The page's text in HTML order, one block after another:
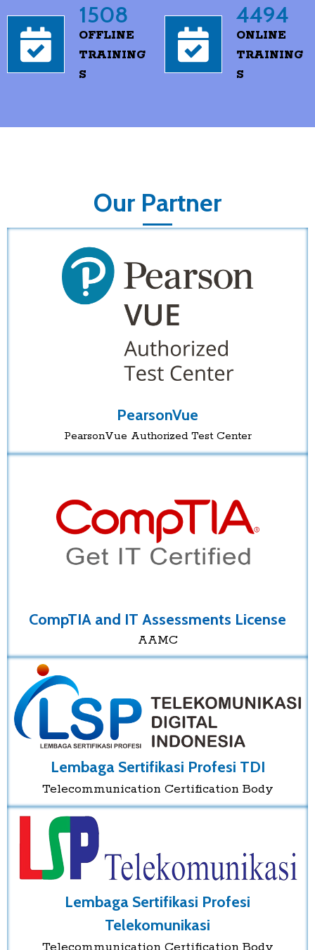
1508
OFFLINE
TRAINING
S
4494
ONLINE
TRAINING
S
Our Partner
PearsonVue
PearsonVue Authorized Test Center
CompTIA and IT Assessments License
AAMC
Lembaga Sertifikasi Profesi TDI
Telecommunication Certification Body
Lembaga Sertifikasi Profesi
Telekomunikasi